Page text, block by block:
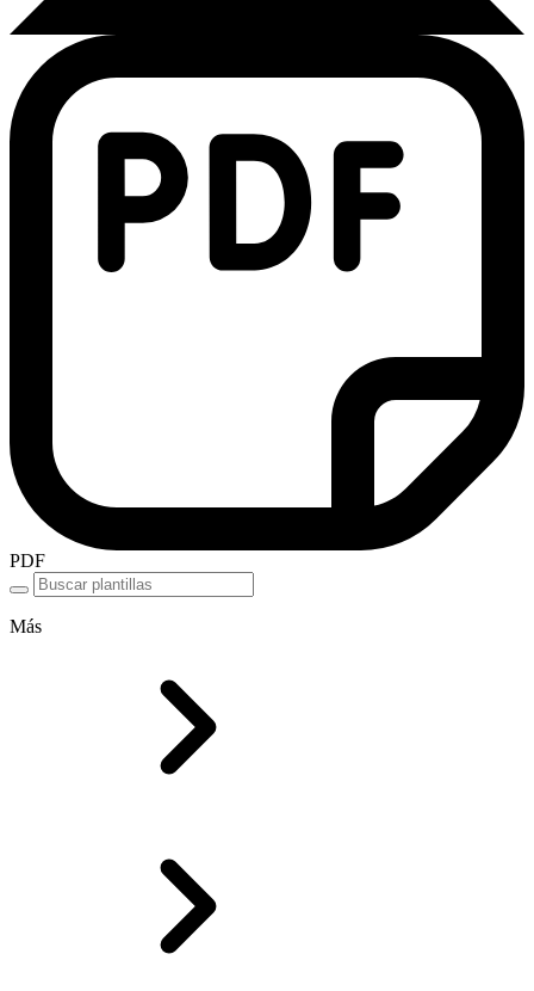
PDF
Más